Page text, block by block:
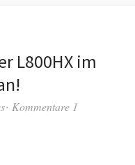
L800HX im
Kommentare 1